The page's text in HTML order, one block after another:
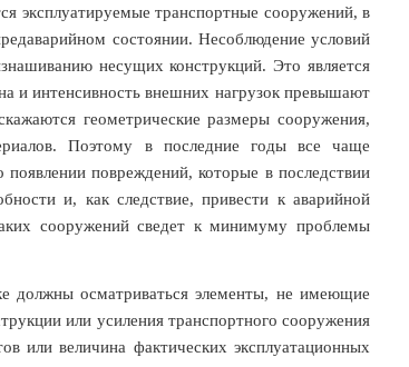
эксплуатируемые транспортные сооружений, в
состоянии. Несоблюдение условий
несущих конструкций. Это является
и интенсивность внешних нагрузок превышают
геометрические размеры сооружения,
Поэтому в последние годы все чаще
повреждений, которые в последствии
и, как следствие, привести к аварийной
сооружений сведет к минимуму проблемы
должны осматриваться элементы, не имеющие
или усиления транспортного сооружения
или величина фактических эксплуатационных